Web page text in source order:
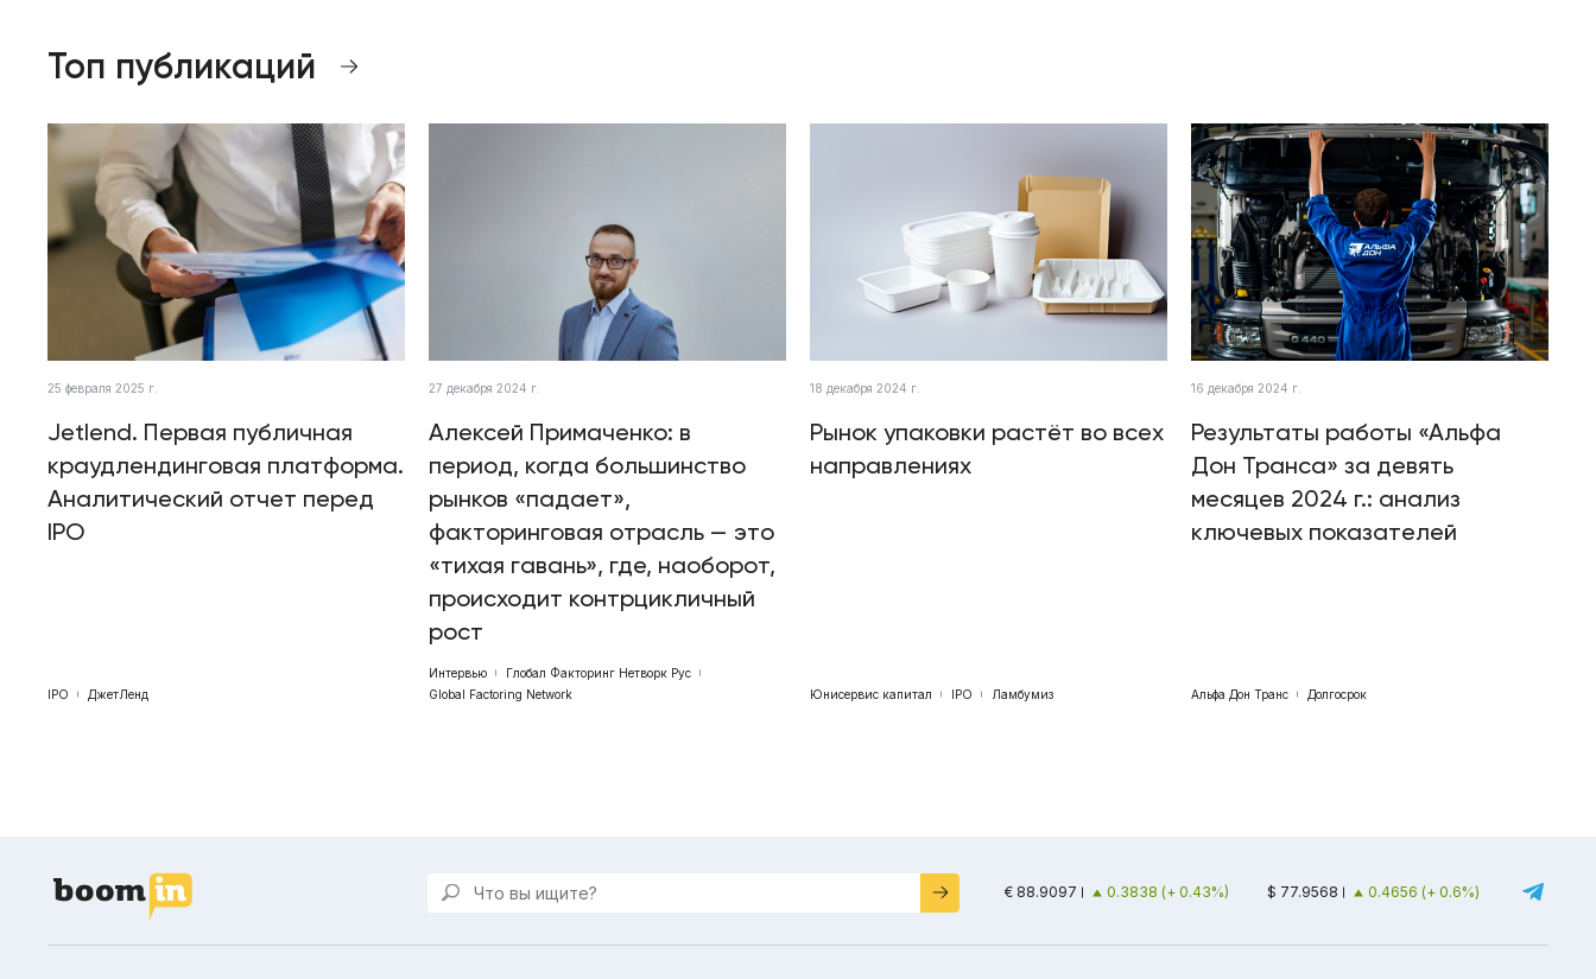
Топ публикаций
25 февраля 2025 г.
Jetlend. Первая публичная
краудлендинговая платформа.
Аналитический отчет перед
IPO
IPO ДжетЛенд
27 декабря 2024 г.
Алексей Примаченко: в
период, когда большинство
рынков «падает»,
факторинговая отрасль — это
«тихая гавань», где, наоборот,
происходит контрцикличный
рост
Интервью
Глобал Факторинг Нетворк Рус
Global Factoring Network
18 декабря 2024 г.
Рынок упаковки растёт во всех
направлениях
Юнисервис капитал IPO Ламбумиз
16 декабря 2024 г.
Результаты работы «Альфа
Дон Транса» за девять
месяцев 2024 г.: анализ
ключевых показателей
Альфа Дон Транс Долгосрок
€ 88.9097 0.3838 (+ 0.43%) $ 77.9568 0.4656 (+ 0.6%)